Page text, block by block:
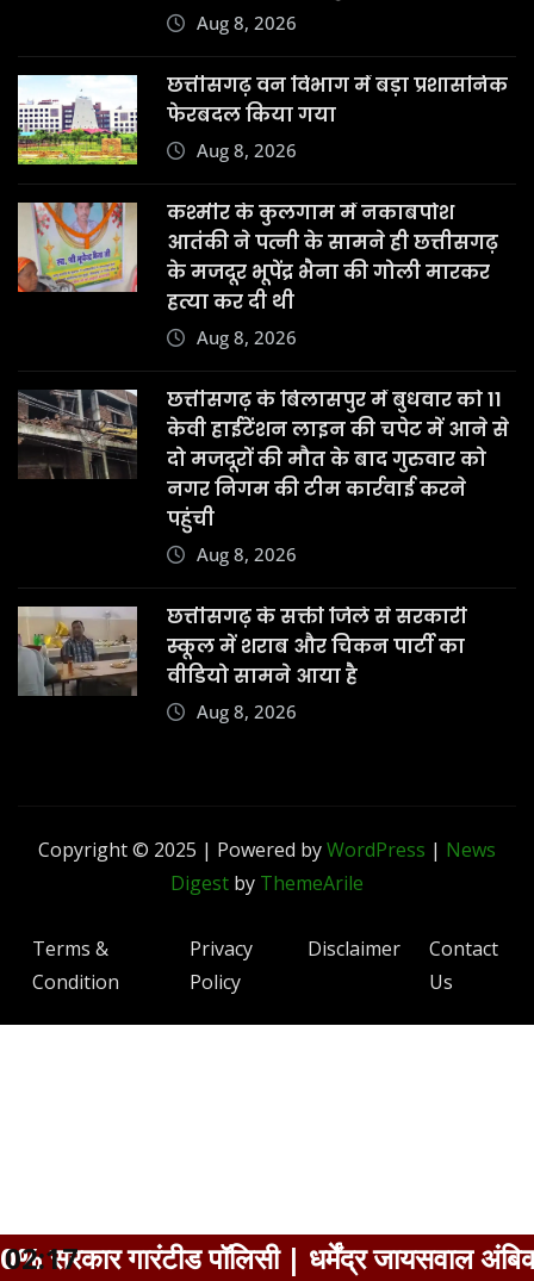
Aug 8, 2026
छत्तीसगढ़ वन विभाग में बड़ा प्रशासनिक
फेरबदल किया गया
Aug 8, 2026
कश्मीर के कुलगाम में नकाबपोश
आतंकी ने पत्नी के सामने ही छत्तीसगढ़
के मजदूर भूपेंद्र भैना की गोली मारकर
हत्या कर दी थी
Aug 8, 2026
छत्तीसगढ़ के बिलासपुर में बुधवार को 11
केवी हाईटेंशन लाइन की चपेट में आने से
दो मजदूरों की मौत के बाद गुरुवार को
नगर निगम की टीम कार्रवाई करने
पहुंची
Aug 8, 2026
छत्तीसगढ़ के सक्ती जिले से सरकारी
स्कूल में शराब और चिकन पार्टी का
वीडियो सामने आया है
Aug 8, 2026
Copyright © 2025 | Powered byWordPress | News
Digest by ThemeArile
Terms &
Condition
Privacy
Policy
Disclaimer
Contact
Us
| धर्मेंद्र जायसवाल अंबिकापुर
02:17